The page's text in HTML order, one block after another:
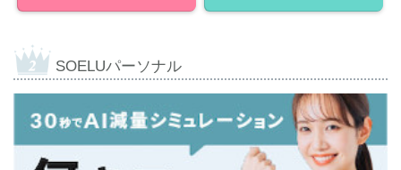
SOELUパーソナル